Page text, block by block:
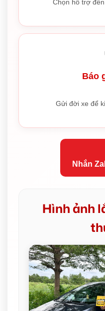
Chọn hỗ trợ
Báo
Gửi đời xe để
Nhắn
Hình ảnh